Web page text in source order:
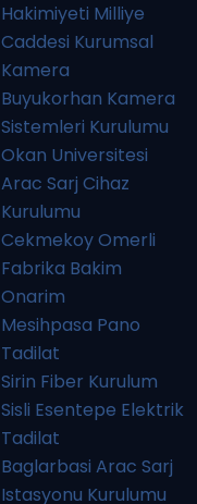
Hakimiyeti Milliye
Caddesi Kurumsal
Kamera
Buyukorhan Kamera
Sistemleri Kurulumu
Okan Universitesi
Arac Sarj Cihaz
Kurulumu
Cekmekoy Omerli
Fabrika Bakim
Onarim
Mesihpasa Pano
Tadilat
Sirin Fiber Kurulum
Sisli Esentepe Elektrik
Tadilat
Baglarbasi Arac Sarj
Istasyonu Kurulumu